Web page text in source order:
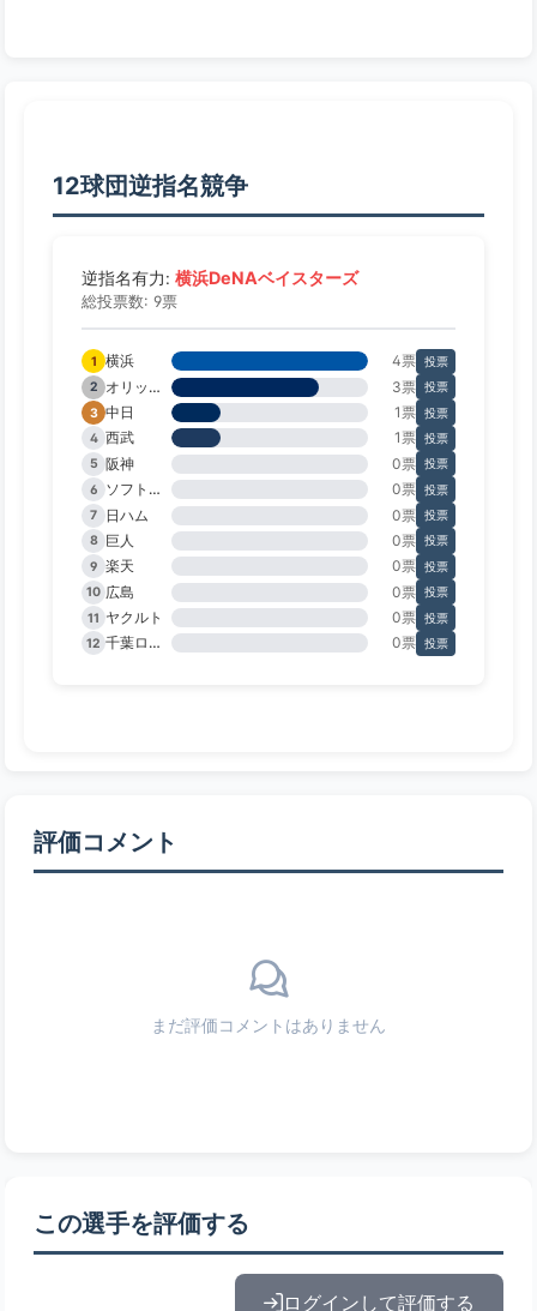
12球団逆指名競争
逆指名有力: 横浜DeNAベイスターズ
総投票数: 9票
1 横浜 4票 投票
2
オリックス 3票 投票
3 中日 1票 投票
4 西武 1票 投票
5 阪神 0票 投票
6
ソフトバンク 0票 投票
7
日ハム 0票 投票
8 巨人 0票 投票
9 楽天 0票 投票
10 広島 0票 投票
11 ヤクルト 0票 投票
12
千葉ロッテ 0票 投票
評価コメント
まだ評価コメントはありません
この選手を評価する
ログインして評価する